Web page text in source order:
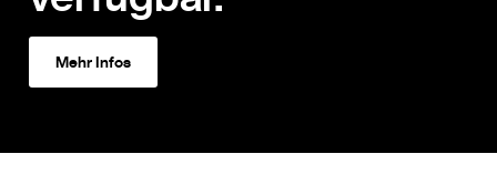
Mehr Infos